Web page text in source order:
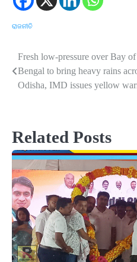
ରାଜନୀତି
Post
navigation
Fresh low-pressure over Bay of
Bengal to bring heavy rains
Odisha, IMD issues yellow
Related Posts